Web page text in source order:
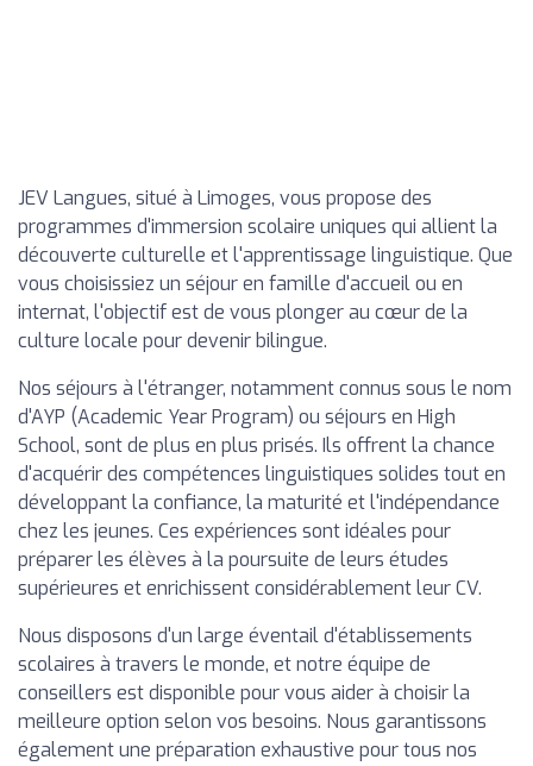
JEV Langues, situé à Limoges, vous propose des
programmes d'immersion scolaire uniques qui allient la
découverte culturelle et l'apprentissage linguistique. Que
vous choisissiez un séjour en famille d'accueil ou en
internat, l'objectif est de vous plonger au cœur de la
culture locale pour devenir bilingue.
Nos séjours à l'étranger, notamment connus sous le nom
d'AYP (Academic Year Program) ou séjours en High
School, sont de plus en plus prisés. Ils offrent la chance
d'acquérir des compétences linguistiques solides tout en
développant la confiance, la maturité et l'indépendance
chez les jeunes. Ces expériences sont idéales pour
préparer les élèves à la poursuite de leurs études
supérieures et enrichissent considérablement leur CV.
Nous disposons d'un large éventail d'établissements
scolaires à travers le monde, et notre équipe de
conseillers est disponible pour vous aider à choisir la
meilleure option selon vos besoins. Nous garantissons
également une préparation exhaustive pour tous nos